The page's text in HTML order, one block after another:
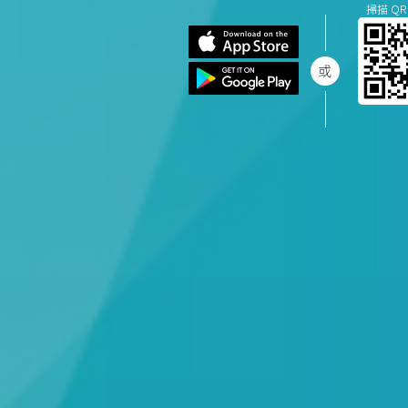
掃描